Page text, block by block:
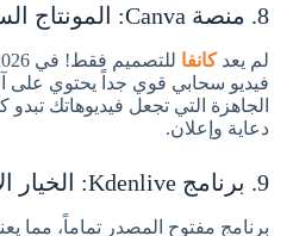
8. منصة Canva: المونتاج السحابي السريع
لم يعدكانفا
فيديو سحابي قوي جداً يحتوي على
الجاهزة التي تجعل فيديوهاتك تبدو
دعاية وإعلان.
9. برنامج Kdenlive: الخيار الأخف والأقوى
برنامج مفتوح المصدر تماماً، مما